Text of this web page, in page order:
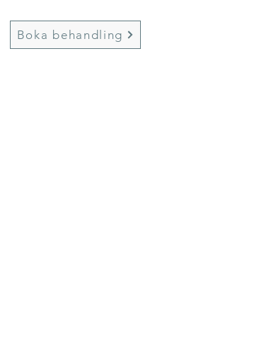
Boka behandling